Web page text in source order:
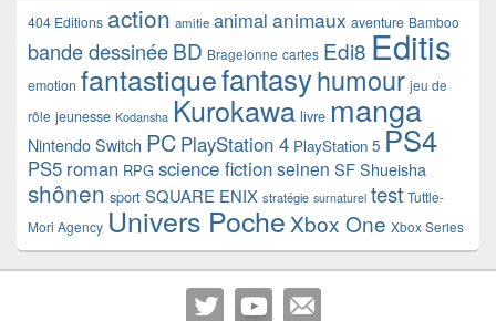
404 Editions action amitie animal animaux aventure Bamboo
bande dessinéeBD Bragelonne cartes Edi8 Editis
emotion fantastiquefantasyhumour jeu de
rôle jeunesse Kodansha Kurokawa livre manga
Nintendo Switch PC PlayStation 4 PlayStation 5 PS4
PS5 roman RPG science fictionseinen SF Shueisha
shônen sport SQUARE ENIX stratégie surnaturel test Tuttle-
Mori Agency Univers Poche Xbox One Xbox Series